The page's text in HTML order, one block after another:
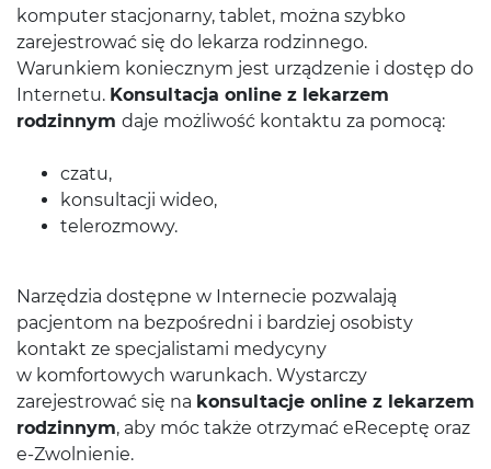
komputer stacjonarny, tablet, można szybko
zarejestrować się do lekarza rodzinnego.
Warunkiem koniecznym jest urządzenie i dostęp do
Internetu. Konsultacja online z lekarzem
rodzinnym daje możliwość kontaktu za pomocą:
czatu,
konsultacji wideo,
telerozmowy.
Narzędzia dostępne w Internecie pozwalają
pacjentom na bezpośredni i bardziej osobisty
kontakt ze specjalistami medycyny
w komfortowych warunkach. Wystarczy
zarejestrować się na konsultacje online z lekarzem
rodzinnym, aby móc także otrzymać eReceptę oraz
e-Zwolnienie.